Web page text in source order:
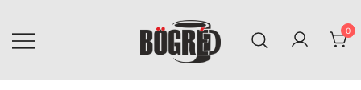
content
Bögréd
0